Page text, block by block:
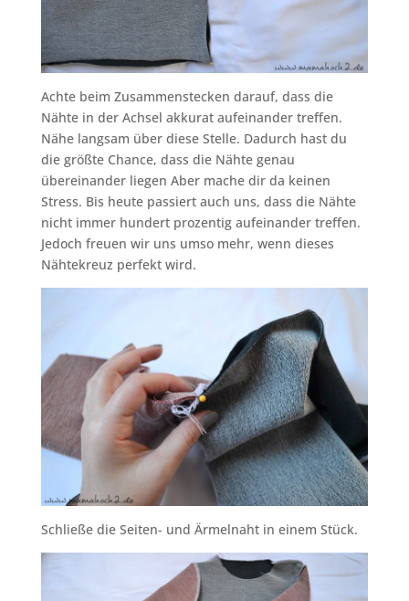
Achte beim Zusammenstecken darauf, dass die
Nähte in der Achsel akkurat aufeinander treffen.
Nähe langsam über diese Stelle. Dadurch hast du
die größte Chance, dass die Nähte genau
übereinander liegen Aber mache dir da keinen
Stress. Bis heute passiert auch uns, dass die Nähte
nicht immer hundert prozentig aufeinander treffen.
Jedoch freuen wir uns umso mehr, wenn dieses
Nähtekreuz perfekt wird.
Schließe die Seiten- und Ärmelnaht in einem Stück.